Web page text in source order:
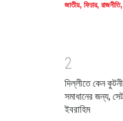
জাতীয়, ফিচার, রাজনীতি,
2
দিল্লীতে কেন
সমাধানের জন্য,
ইবরাহিম